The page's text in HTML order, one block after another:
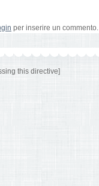
per inserire un commento.
this directive]